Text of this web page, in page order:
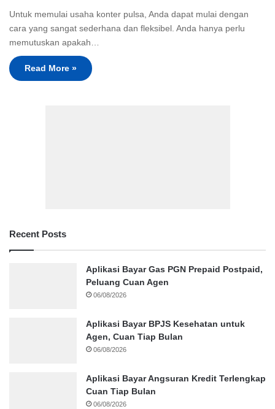
Untuk memulai usaha konter pulsa, Anda dapat mulai dengan
cara yang sangat sederhana dan fleksibel. Anda hanya perlu
memutuskan apakah…
Read More »
Recent Posts
Aplikasi Bayar Gas PGN Prepaid Postpaid,
Peluang Cuan Agen
06/08/2026
Aplikasi Bayar BPJS Kesehatan untuk
Agen, Cuan Tiap Bulan
06/08/2026
Aplikasi Bayar Angsuran Kredit Terlengkap
Cuan Tiap Bulan
06/08/2026